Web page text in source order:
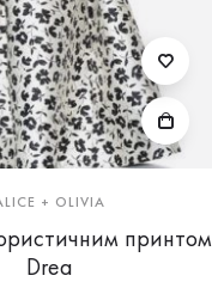
+ OLIVIA
принтом
Drea